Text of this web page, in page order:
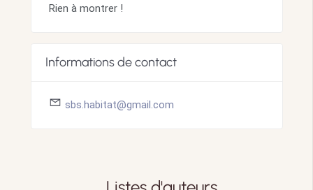
Rien à montrer !
Informations de contact
sbs.habitat@gmail.com